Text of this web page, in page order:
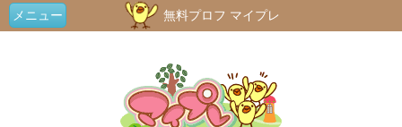
メニュー 無料プロフ マイプレ